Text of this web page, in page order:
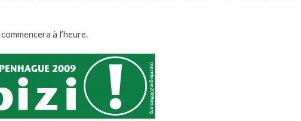
à l’heure.